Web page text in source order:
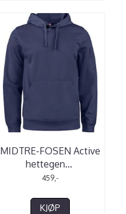
MIDTRE-FOSEN Active
hettegen...
459,-
KJØP